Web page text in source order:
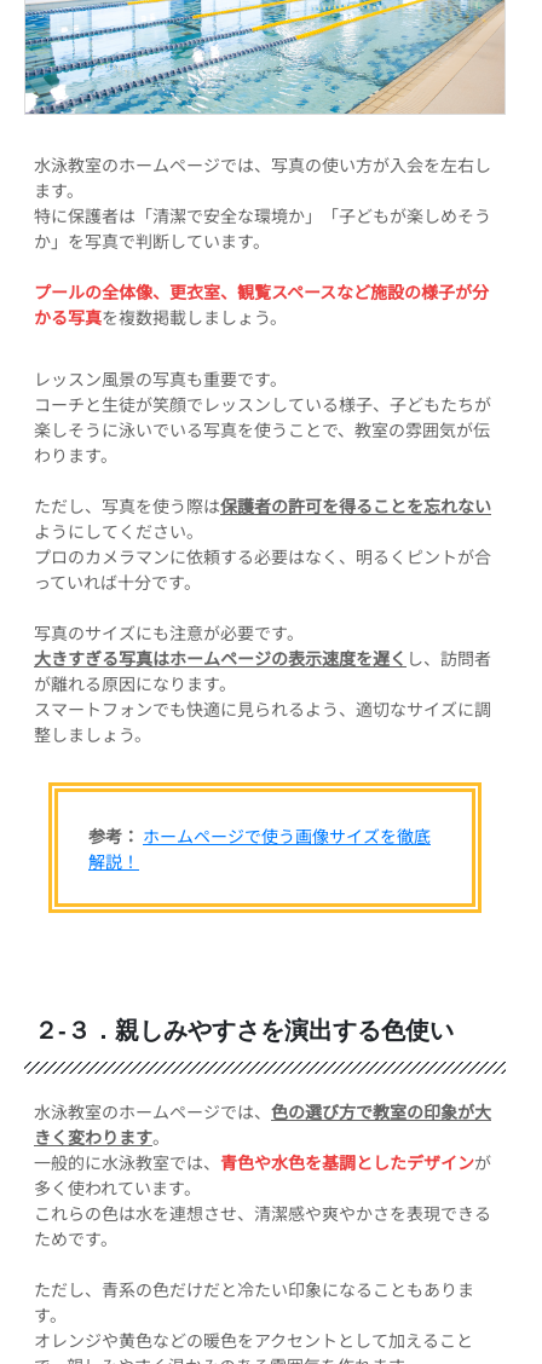
水泳教室のホームページでは、写真の使い方が入会を左右し
ます。
特に保護者は「清潔で安全な環境か」「子どもが楽しめそう
か」を写真で判断しています。
プールの全体像、更衣室、観覧スペースなど施設の様子が分
かる写真を複数掲載しましょう。
レッスン風景の写真も重要です。
コーチと生徒が笑顔でレッスンしている様子、子どもたちが
楽しそうに泳いでいる写真を使うことで、教室の雰囲気が伝
わります。
ただし、写真を使う際は保護者の許可を得ることを忘れない
ようにしてください。
プロのカメラマンに依頼する必要はなく、明るくピントが合
っていれば十分です。
写真のサイズにも注意が必要です。
大きすぎる写真はホームページの表示速度を遅く し、訪問者
が離れる原因になります。
スマートフォンでも快適に見られるよう、適切なサイズに調
整しましょう。
参考： ホームページで使う画像サイズを徹底
解説！
２-３．親しみやすさを演出する色使い
水泳教室のホームページでは、 色の選び方で教室の印象が大
きく変わります。
一般的に水泳教室では、 青色や水色を基調としたデザインが
多く使われています。
これらの色は水を連想させ、清潔感や爽やかさを表現できる
ためです。
ただし、青系の色だけだと冷たい印象になることもありま
す。
オレンジや黄色などの暖色をアクセントとして加えること